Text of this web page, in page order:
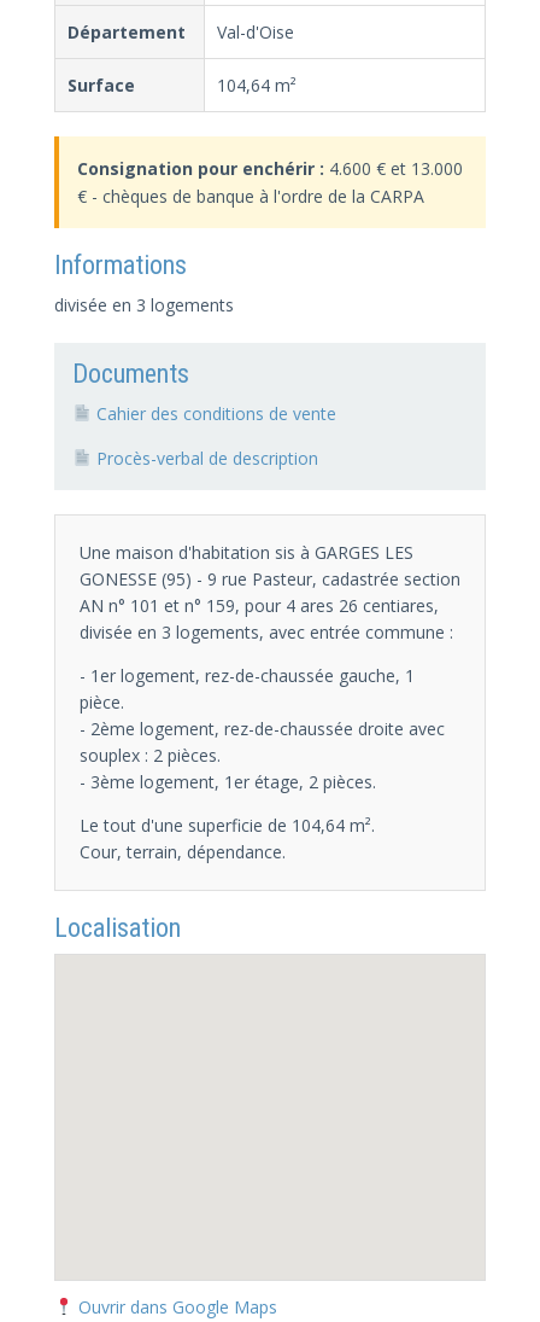
Département Val-d'Oise
Surface 104,64 m²
Consignation pour enchérir : 4.600 € et 13.000
€ - chèques de banque à l'ordre de la CARPA
Informations
divisée en 3 logements
Documents
Cahier des conditions de vente
Procès-verbal de description
Une maison d'habitation sis à GARGES LES
GONESSE (95) - 9 rue Pasteur, cadastrée section
AN n° 101 et n° 159, pour 4 ares 26 centiares,
divisée en 3 logements, avec entrée commune :
- 1er logement, rez-de-chaussée gauche, 1
pièce.
- 2ème logement, rez-de-chaussée droite avec
souplex : 2 pièces.
- 3ème logement, 1er étage, 2 pièces.
Le tout d'une superficie de 104,64 m².
Cour, terrain, dépendance.
Localisation
Ouvrir dans Google Maps